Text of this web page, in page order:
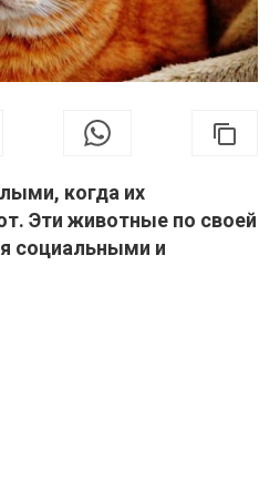
когда их
Эти животные по своей
социальными и